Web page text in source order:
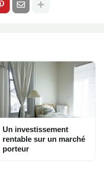
Un investissement
rentable sur un marché
porteur